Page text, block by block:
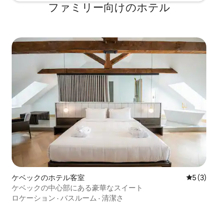
ファミリー向⁠け⁠のホ⁠テ⁠ル
ケベックのホテル客室 レビュー
5 (3)
ケベックの中心部にある豪華なスイート
ロケーション · バスルーム · 清潔さ